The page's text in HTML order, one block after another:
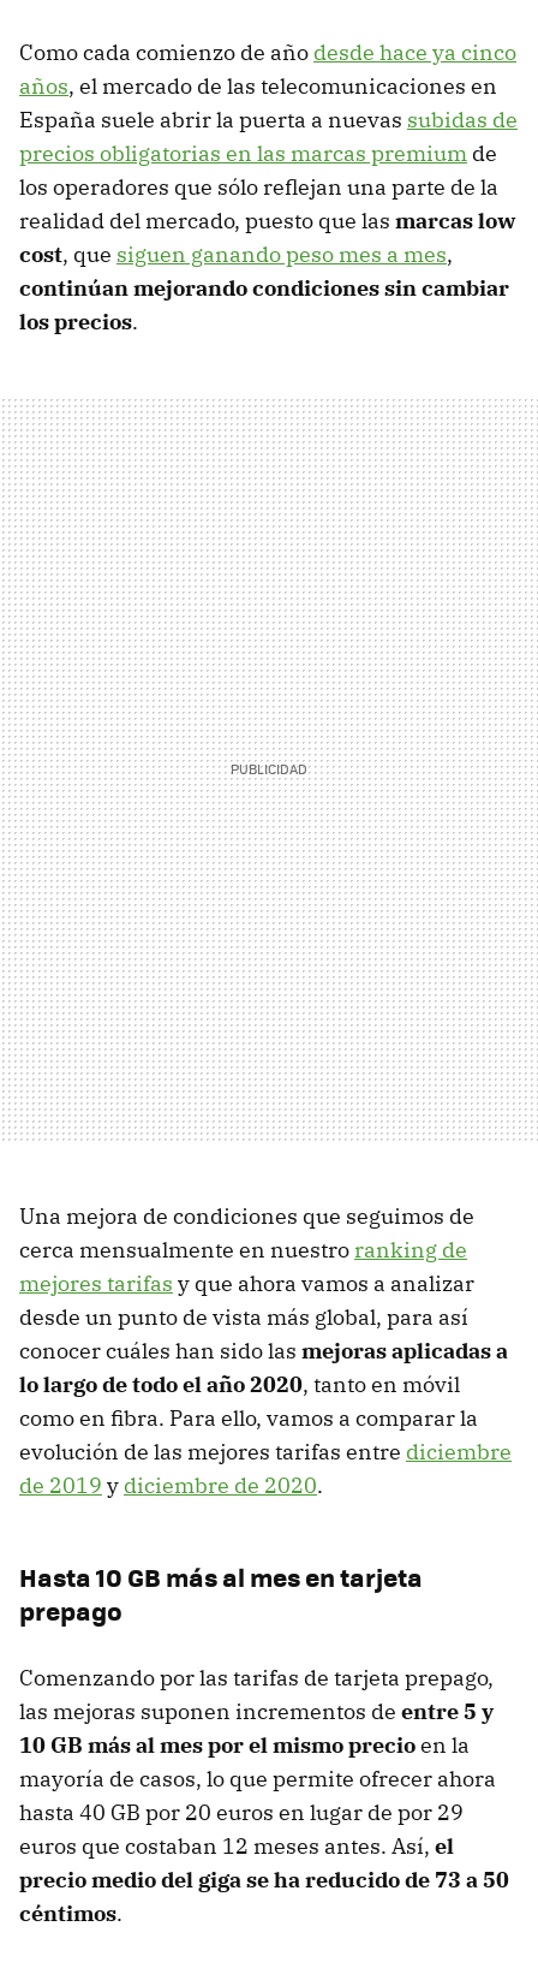
Como cada comienzo de año desde hace ya cinco
años, el mercado de las telecomunicaciones en
España suele abrir la puerta a nuevas subidas de
precios obligatorias en las marcas premium de
los operadores que sólo reflejan una parte de la
realidad del mercado, puesto que las marcas low
cost, que siguen ganando peso mes a mes,
continúan mejorando condiciones sin cambiar
los precios.
Una mejora de condiciones que seguimos de
cerca mensualmente en nuestro ranking de
mejores tarifas y que ahora vamos a analizar
desde un punto de vista más global, para así
conocer cuáles han sido las mejoras aplicadas a
lo largo de todo el año 2020, tanto en móvil
como en fibra. Para ello, vamos a comparar la
evolución de las mejores tarifas entre diciembre
de 2019 y diciembre de 2020.
Hasta 10 GB más al mes en tarjeta
prepago
Comenzando por las tarifas de tarjeta prepago,
las mejoras suponen incrementos de entre 5 y
10 GB más al mes por el mismo precioen la
mayoría de casos, lo que permite ofrecer ahora
hasta 40 GB por 20 euros en lugar de por 29
euros que costaban 12 meses antes. Así, el
precio medio del giga se ha reducido de 73 a 50
céntimos.